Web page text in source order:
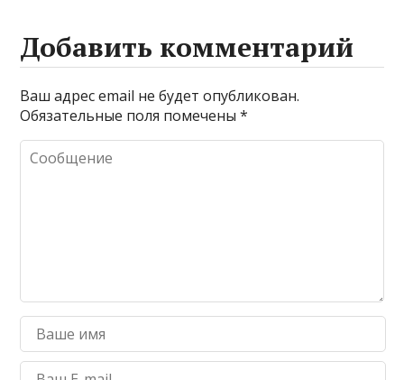
Добавить комментарий
Ваш адрес email не будет опубликован.
Обязательные поля помечены*